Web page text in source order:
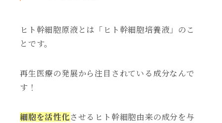
ヒト幹細胞原液とは「ヒト幹細胞培養液」のこ
とです。
再生医療の発展から注目されている成分なんで
す！
細胞を活性化させるヒト幹細胞由来の成分を与